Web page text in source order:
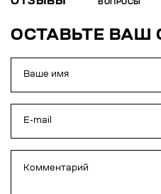
ВОПРОСЫ
ОСТАВЬТЕ ВАШ